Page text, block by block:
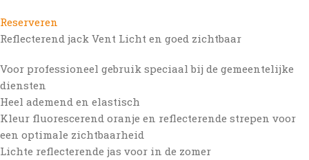
Reserveren
Reflecterend jack Vent Licht en goed zichtbaar
Voor professioneel gebruik speciaal bij de gemeentelijke
diensten
Heel ademend en elastisch
Kleur fluorescerend oranje en reflecterende strepen voor
een optimale zichtbaarheid
Lichte reflecterende jas voor in de zomer